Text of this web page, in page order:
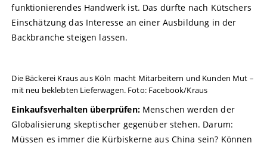
funktionierendes Handwerk ist. Das dürfte nach Kütschers
Einschätzung das Interesse an einer Ausbildung in der
Backbranche steigen lassen.
Die Bäckerei Kraus aus Köln macht Mitarbeitern und Kunden Mut –
mit neu beklebten Lieferwagen. Foto: Facebook/Kraus
Einkaufsverhalten überprüfen:Menschen werden der
Globalisierung skeptischer gegenüber stehen. Darum:
Müssen es immer die Kürbiskerne aus China sein? Können